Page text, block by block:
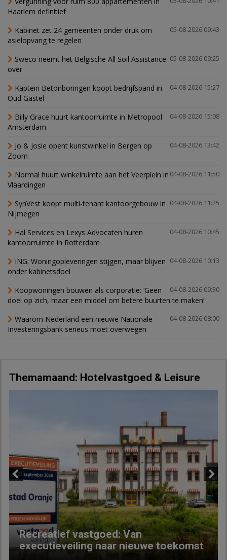
Haarlem definitief
05-08-2026 09:43
Kabinet zet 24 gemeenten onder druk om
asielopvang te regelen
05-08-2026 09:25
Sweco neemt het Belgische All Soil Assistance
over
04-08-2026 15:27
Kaptein Betonboringen koopt bedrijfspand in
Oud Gastel
04-08-2026 15:08
Billy Grace huurt kantoorruimte in Metropool
Amsterdam
04-08-2026 13:42
Jo & Josie opent kunstwinkel in Bergen op
Zoom
04-08-2026 11:50
Normal huurt winkelruimte aan het Veerplein in
Vlaardingen
04-08-2026 11:25
SynVest koopt multi-tenant kantoorgebouw in
Nijmegen
04-08-2026 10:45
Hal Services en Lexys Advocaten huren
kantoorruimte in Rotterdam
04-08-2026 10:13
ING: Woningopleveringen stijgen, maar blijven
onder kabinetsdoel
04-08-2026 09:30
Koopwoningen bouwen als corporatie: ‘Geen
doel op zich, maar een middel om betere buurten te maken’
04-08-2026 08:00
Waarom Nederland een nieuwe Nationale
Investeringsbank serieus moet overwegen
Themamaand: Hotelvastgoed & Leisure
Recreatief vastgoed: Van
executieveiling naar nieuwe toekomst
Next